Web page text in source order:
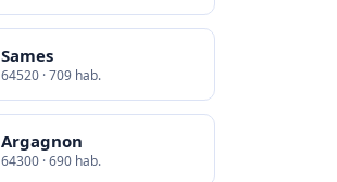
Sames
64520 · 709 hab.
Argagnon
64300 · 690 hab.